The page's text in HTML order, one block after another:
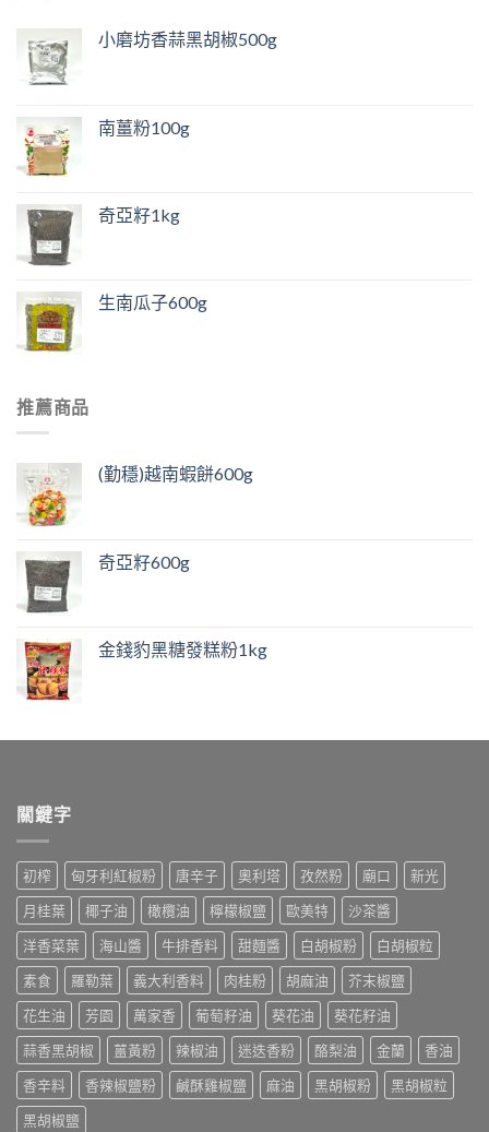
小磨坊香蒜黑胡椒500g
南薑粉100g
奇亞籽1kg
生南瓜子600g
推薦商品
(勤穩)越南蝦餅600g
奇亞籽600g
金錢豹黑糖發糕粉1kg
關鍵字
初榨 匈牙利紅椒粉 唐辛子 奧利塔 孜然粉 廟口
新光
月桂葉
椰子油 橄欖油 檸檬椒鹽 歐美特
沙茶醬
洋香菜葉
海山醬 牛排香料 甜麵醬 白胡椒粉
白胡椒粒
素食
羅勒葉 義大利香料 肉桂粉 胡麻油
芥末椒鹽
花生油
芳園 萬家香 葡萄籽油 葵花油
葵花籽油
蒜香黑胡椒
薑黃粉 辣椒油 迷迭香粉 酪梨油 金蘭
香油
香辛料
香辣椒鹽粉 鹹酥雞椒鹽 麻油 黑胡椒粉
黑胡椒粒
黑胡椒鹽